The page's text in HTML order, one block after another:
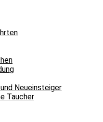
Neueinsteiger
Taucher